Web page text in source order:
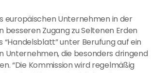
europäischen Unternehmen in der
besseren Zugang zu Seltenen Erden
unter Berufung auf ein
Unternehmen, die besonders dringend
“Die Kommission wird regelmäßig